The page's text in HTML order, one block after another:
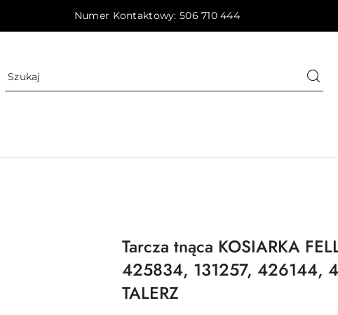
Numer Kontaktowy: 506 710 444
Tarcza tnąca KOSIARKA
425834, 131257, 426144,
TALERZ